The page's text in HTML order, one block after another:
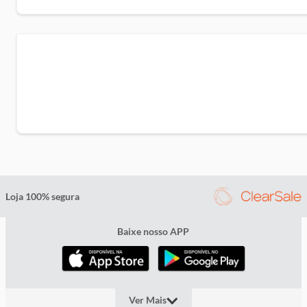
Loja 100% segura
Baixe nosso APP
Ver Mais